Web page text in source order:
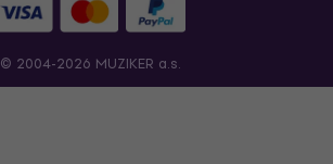
© 2004-2026 MUZIKER a.s.